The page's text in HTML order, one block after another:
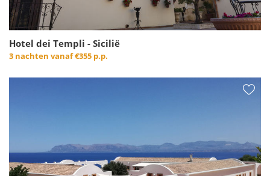
Hotel dei Templi - Sicilië
3 nachten vanaf€355 p.p.